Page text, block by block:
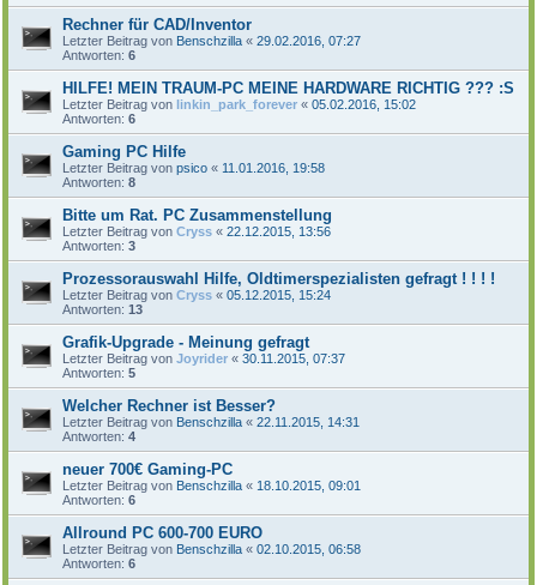
Rechner für CAD/Inventor
Letzter Beitrag von Benschzilla « 29.02.2016, 07:27
Antworten: 6
HILFE! MEIN TRAUM-PC MEINE HARDWARE RICHTIG ??? :S
Letzter Beitrag von linkin_park_forever « 05.02.2016, 15:02
Antworten: 6
Gaming PC Hilfe
Letzter Beitrag von psico « 11.01.2016, 19:58
Antworten: 8
Bitte um Rat. PC Zusammenstellung
Letzter Beitrag von Cryss « 22.12.2015, 13:56
Antworten: 3
Prozessorauswahl Hilfe, Oldtimerspezialisten gefragt ! ! ! !
Letzter Beitrag von Cryss « 05.12.2015, 15:24
Antworten: 13
Grafik-Upgrade - Meinung gefragt
Letzter Beitrag von Joyrider « 30.11.2015, 07:37
Antworten: 5
Welcher Rechner ist Besser?
Letzter Beitrag von Benschzilla « 22.11.2015, 14:31
Antworten: 4
neuer 700€ Gaming-PC
Letzter Beitrag von Benschzilla « 18.10.2015, 09:01
Antworten: 6
Allround PC 600-700 EURO
Letzter Beitrag von Benschzilla « 02.10.2015, 06:58
Antworten: 6